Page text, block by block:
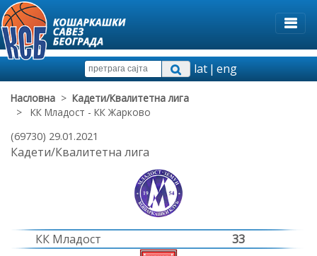
lat|eng
Насловна > Кадети/Квалитетна лига
> КК Младост - КК Жарково
(69730) 29.01.2021
Кадети/Квалитетна лига
КК Младост 33